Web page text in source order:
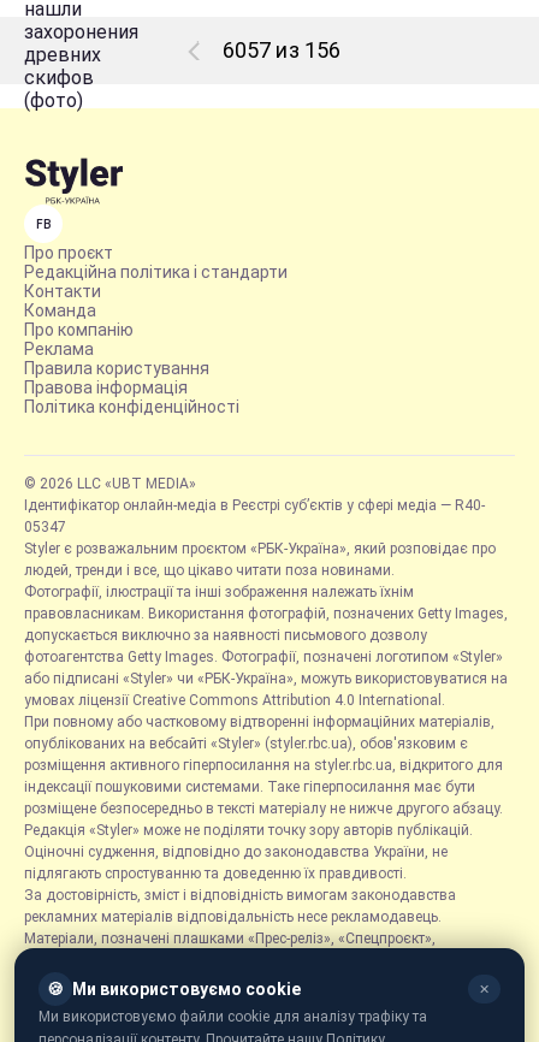
6057 из 156
FB
Про проєкт
Редакційна політика і стандарти
Контакти
Команда
Про компанію
Реклама
Правила користування
Правова інформація
Політика конфіденційності
© 2026 LLC «UBT MEDIA»
Ідентифікатор онлайн-медіа в Реєстрі суб’єктів у сфері медіа — R40-
05347
Styler є розважальним проєктом «РБК-Україна», який розповідає про
людей, тренди і все, що цікаво читати поза новинами.
Фотографії, ілюстрації та інші зображення належать їхнім
правовласникам. Використання фотографій, позначених Getty Images,
допускається виключно за наявності письмового дозволу
фотоагентства Getty Images. Фотографії, позначені логотипом «Styler»
або підписані «Styler» чи «РБК-Україна», можуть використовуватися на
умовах ліцензії Creative Commons Attribution 4.0 International.
При повному або частковому відтворенні інформаційних матеріалів,
опублікованих на вебсайті «Styler» (styler.rbc.ua), обов'язковим є
розміщення активного гіперпосилання на styler.rbc.ua, відкритого для
індексації пошуковими системами. Таке гіперпосилання має бути
розміщене безпосередньо в тексті матеріалу не нижче другого абзацу.
Редакція «Styler» може не поділяти точку зору авторів публікацій.
Оціночні судження, відповідно до законодавства України, не
підлягають спростуванню та доведенню їх правдивості.
За достовірність, зміст і відповідність вимогам законодавства
рекламних матеріалів відповідальність несе рекламодавець.
Матеріали, позначені плашками «Прес-реліз», «Спецпроєкт»,
розміщуються на правах реклами.
Рубрика «Новини компаній» є інформаційним форматом, що містить
новини, повідомлення та оголошення, пов'язані з діяльністю
🍪 Ми використовуємо cookie ✕
Ми використовуємо файли cookie для аналізу трафіку та